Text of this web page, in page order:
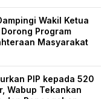
Wakil Ketua
Dorong Program
Masyarakat
PIP kepada 520
Wabup Tekankan